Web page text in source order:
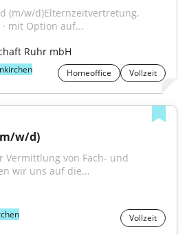
(m/w/d)Elternzeitvertretung,
mit Option auf...
Ruhr mbH
Homeoffice Vollzeit
w/d)
von Fach- und
wir uns auf die...
Vollzeit